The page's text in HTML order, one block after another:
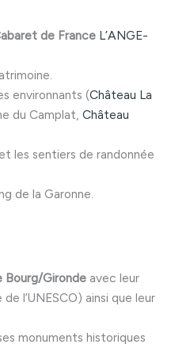
de France L’ANGE-
environnants (Château La
du Camplat, Château
les sentiers de randonnée
de la Garonne.
Bourg/Gironde avec leur
l’UNESCO) ainsi que leur
monuments historiques